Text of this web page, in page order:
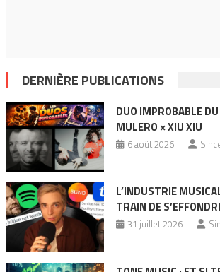
DERNIÈRE PUBLICATIONS
DUO IMPROBABLE
MULERO × XIU XIU
6 août 2026
L’INDUSTRIE
TRAIN DE
31 juillet 2026